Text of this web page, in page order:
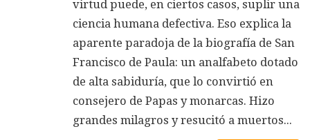
virtud puede, en ciertos casos, suplir una
ciencia humana defectiva. Eso explica la
aparente paradoja de la biografía de San
Francisco de Paula: un analfabeto dotado
de alta sabiduría, que lo convirtió en
consejero de Papas y monarcas. Hizo
grandes milagros y resucitó a muertos...